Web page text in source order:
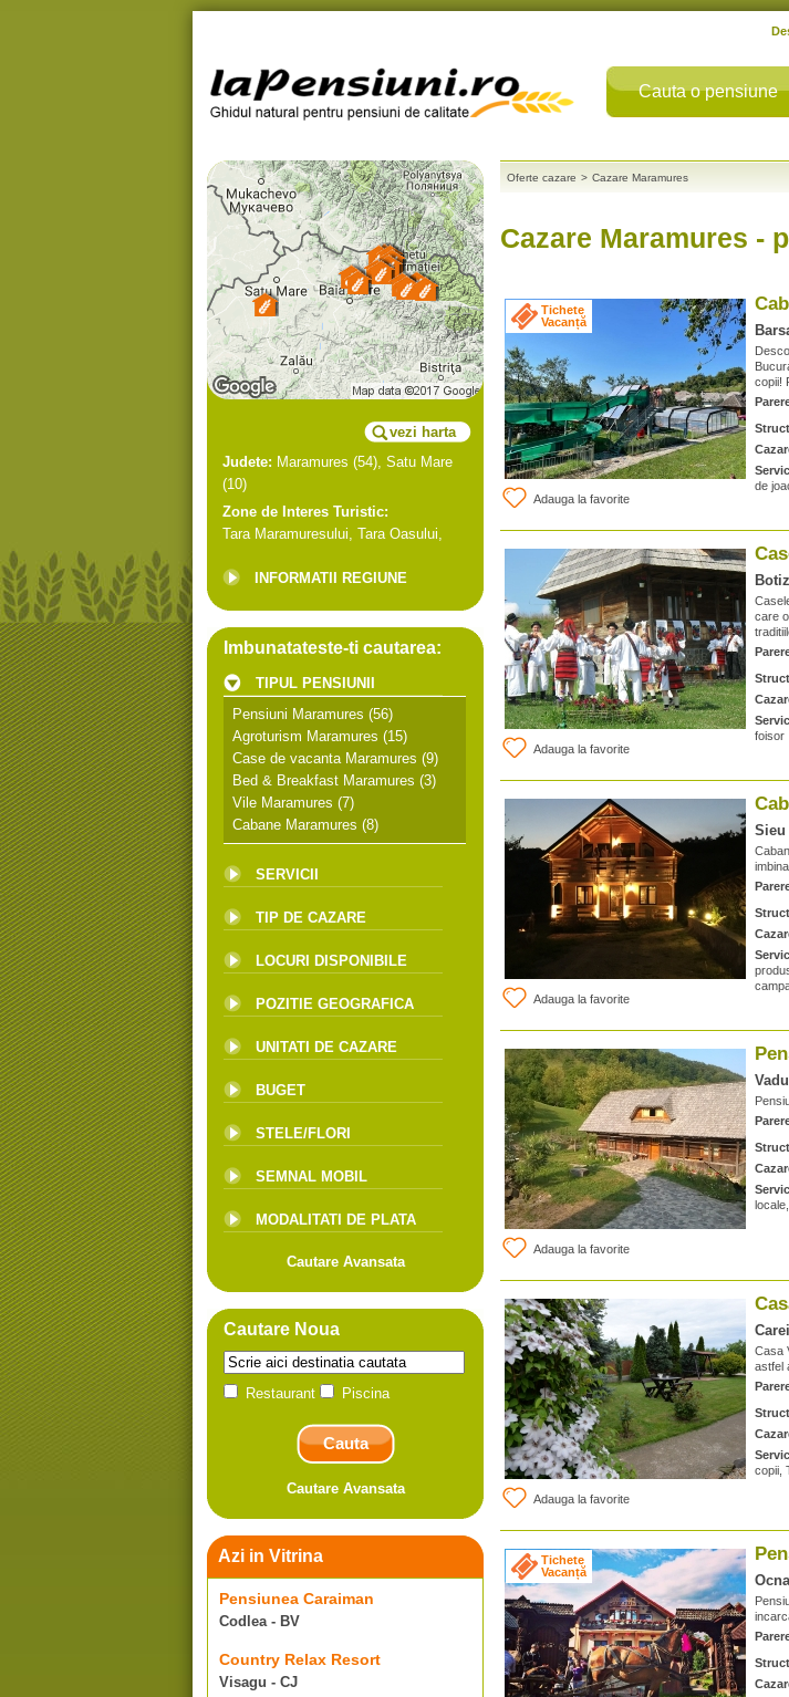
Cauta o pensiune
vezi harta
Judete: Maramures (54), Satu Mare
(10)
Zone de Interes Turistic:
Tara Maramuresului, Tara Oasului,
INFORMATII REGIUNE
Imbunatateste-ti cautarea:
TIPUL PENSIUNII
Pensiuni Maramures (56)
Agroturism Maramures (15)
Case de vacanta Maramures (9)
Bed & Breakfast Maramures (3)
Vile Maramures (7)
Cabane Maramures (8)
SERVICII
TIP DE CAZARE
LOCURI DISPONIBILE
POZITIE GEOGRAFICA
UNITATI DE CAZARE
BUGET
STELE/FLORI
SEMNAL MOBIL
MODALITATI DE PLATA
Cautare Avansata
Cautare Noua
Restaurant Piscina
Cautare Avansata
Azi in Vitrina
Pensiunea Caraiman
Codlea - BV
Country Relax Resort
Visagu - CJ
Oferte cazare > Cazare Maramures
Cazare Maramures -
Tichete
Vacanță
Adauga la favorite
copii!
de
Adauga la favorite
care
foisor
Adauga la favorite
Sieu
Adauga la favorite
Adauga la favorite
Casa
astfel
copii,
Tichete
Vacanță